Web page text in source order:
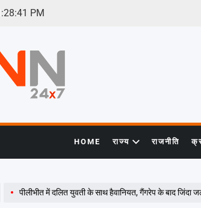
:28:42 PM
HOME राज्य राजनीति
पीलीभीत में दलित युवती के साथ हैवानियत, गैंगरेप के बाद जिंदा